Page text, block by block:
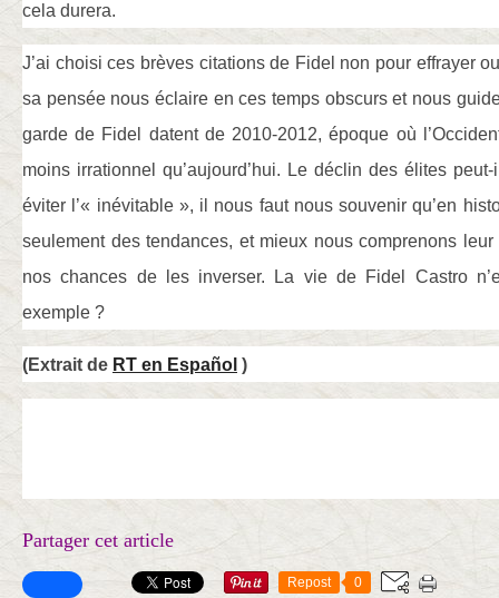
cela durera.
J’ai choisi ces brèves citations de Fidel non pour effrayer
sa pensée nous éclaire en ces temps obscurs et nous
garde de Fidel datent de 2010-2012, époque où
moins irrationnel qu’aujourd’hui. Le déclin des élites
éviter l’« inévitable », il nous faut nous souvenir qu’en
seulement des tendances, et mieux nous comprenons
nos chances de les inverser. La vie de Fidel Castro
exemple ?
(Extrait de RT en Español )
Partager cet article
Repost 0